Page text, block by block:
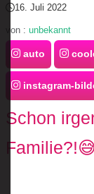
16. Juli 2022
von : unbekannt
auto
instagram-
Schon
Familie?!😅